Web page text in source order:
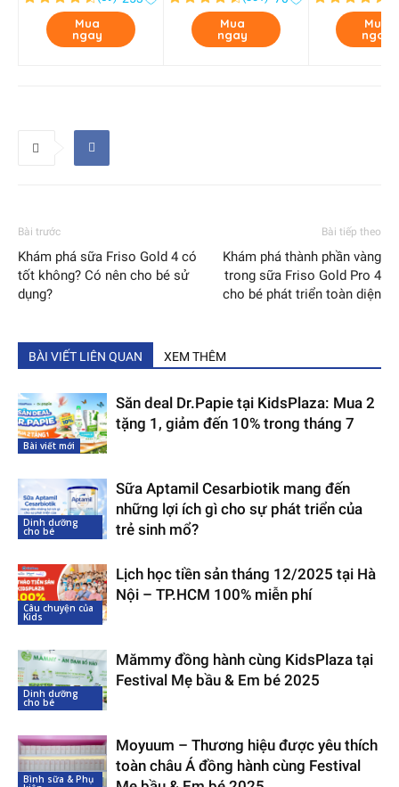
Mua
ngay
Mua
ngay
Mua
ngay
Bài trước
Khám phá sữa Friso Gold 4 có
tốt không? Có nên cho bé sử
dụng?
Bài tiếp theo
Khám phá thành phần vàng
trong sữa Friso Gold Pro 4
cho bé phát triển toàn diện
BÀI VIẾT LIÊN QUAN XEM THÊM
Bài viết mới
Săn deal Dr.Papie tại KidsPlaza: Mua 2
tặng 1, giảm đến 10% trong tháng 7
Dinh dưỡng
cho bé
Sữa Aptamil Cesarbiotik mang đến
những lợi ích gì cho sự phát triển của
trẻ sinh mổ?
Câu chuyện của
Kids
Lịch học tiền sản tháng 12/2025 tại Hà
Nội – TP.HCM 100% miễn phí
Dinh dưỡng
cho bé
Mămmy đồng hành cùng KidsPlaza tại
Festival Mẹ bầu & Em bé 2025
Bình sữa & Phụ
Moyuum – Thương hiệu được yêu thích
toàn châu Á đồng hành cùng Festival